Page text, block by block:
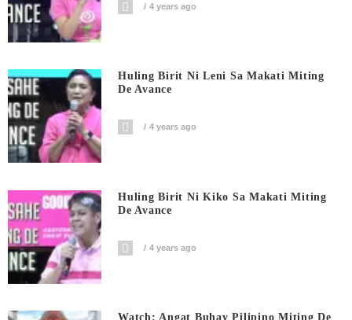
4 years ago
Huling Birit Ni Leni Sa Makati Miting
De Avance
4 years ago
Huling Birit Ni Kiko Sa Makati Miting
De Avance
4 years ago
Watch: Angat Buhay Pilipino Miting De